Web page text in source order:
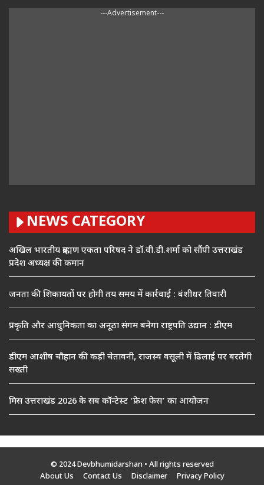
---Advertisement---
NEWS CATEGORY
अखिल भारतीय ब्राह्मण एकता परिषद ने डॉ.वी.डी.शर्मा को सौंपी उत्तराखंड
प्रदेश अध्यक्ष की कमान
जनता की शिकायतों पर होगी तय समय में कार्रवाई : बंशीधर तिवारी
प्रकृति और आधुनिकता का अनूठा संगम बनेगा राष्ट्रपति उद्यान : डीएम
डीएम आशीष चौहान की कड़ी चेतावनी, राजस्व वसूली में ढिलाई पर बरतेगी
सख्ती
मिस उत्तराखंड 2026 के सब कॉन्टेस्ट ‘फ्रेश फेस’ का आयोजन
© 2024 Devbhumidarshan • All rights reserved
About Us
Contact Us Disclaimer Privacy Policy